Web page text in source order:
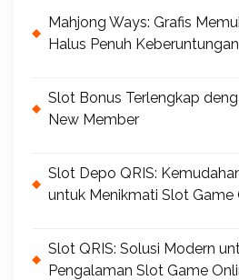
Mahjong Ways: Grafis
Halus Penuh Keberuntungan
Slot Bonus Terlengkap
New Member
Slot Depo QRIS:
untuk Menikmati Slot Game
Slot QRIS: Solusi Modern
Pengalaman Slot Game